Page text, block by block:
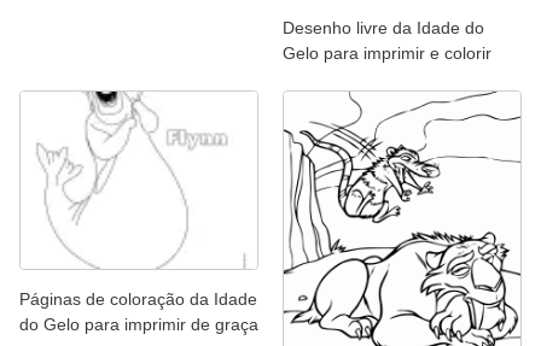
Desenho livre da Idade do
Gelo para imprimir e colorir
Páginas de coloração da Idade
do Gelo para imprimir de graça